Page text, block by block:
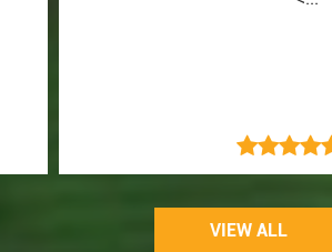
VIEW ALL